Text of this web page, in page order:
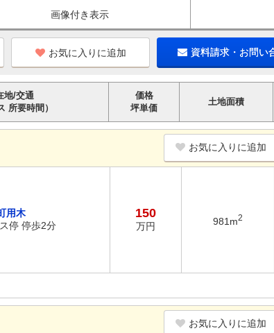
画像付き表示
お気に入りに追加 資料請求・お問い
地/交通
所要時間）
価格
坪単価
土地面積
お気に入りに追加
用木
停 停歩2分
150
万円 981m2
お気に入りに追加